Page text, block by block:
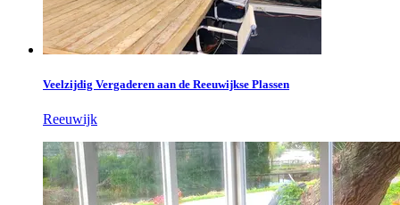
Veelzijdig Vergaderen aan de Reeuwijkse Plassen
Reeuwijk